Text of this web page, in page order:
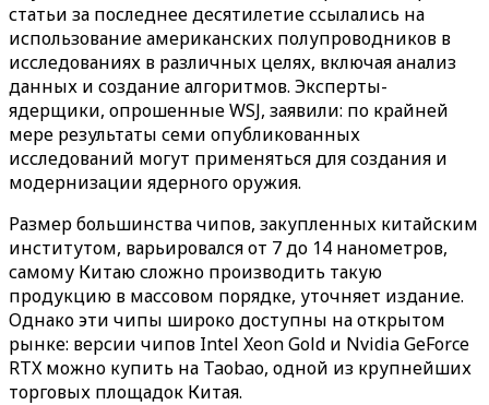
статьи за последнее десятилетие ссылались на
использование американских полупроводников в
исследованиях в различных целях, включая анализ
данных и создание алгоритмов. Эксперты-
ядерщики, опрошенные WSJ, заявили: по крайней
мере результаты семи опубликованных
исследований могут применяться для создания и
модернизации ядерного оружия.
Размер большинства чипов, закупленных китайским
институтом, варьировался от 7 до 14 нанометров,
самому Китаю сложно производить такую
продукцию в массовом порядке, уточняет издание.
Однако эти чипы широко доступны на открытом
рынке: версии чипов Intel Xeon Gold и Nvidia GeForce
RTX можно купить на Taobao, одной из крупнейших
торговых площадок Китая.